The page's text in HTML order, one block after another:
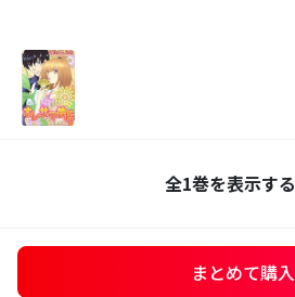
全1巻を表示する
まとめて購入